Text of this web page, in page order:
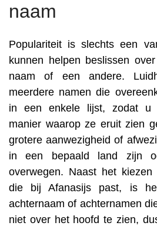
naam
Populariteit is slechts een
kunnen helpen beslissen
naam of een andere.
meerdere namen die
in een enkele lijst, zodat u
manier waarop ze eruit zien
grotere aanwezigheid of
in een bepaald land zijn
overwegen. Naast het
die bij Afanasijs past, is
achternaam of achternamen
niet over het hoofd te zien,